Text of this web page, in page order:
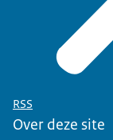
RSS
Over deze site